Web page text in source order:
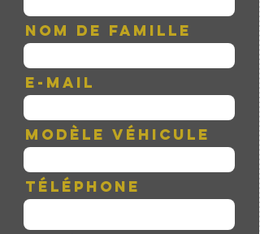
Nom de famille
E-mail
Modèle véhicule
Téléphone